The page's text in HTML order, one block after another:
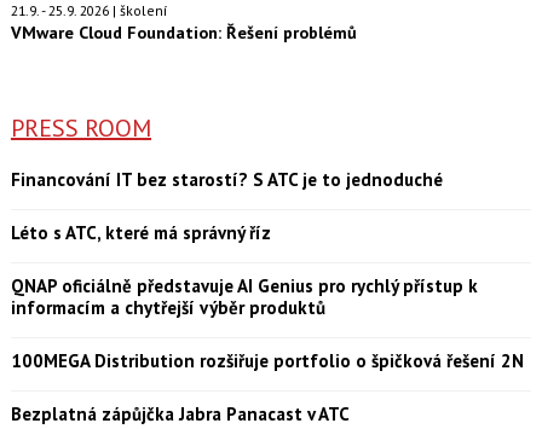
21.9. - 25.9. 2026 | školení
VMware Cloud Foundation: Řešení problémů
PRESS ROOM
Financování IT bez starostí? S ATC je to jednoduché
Léto s ATC, které má správný říz
QNAP oficiálně představuje AI Genius pro rychlý přístup k
informacím a chytřejší výběr produktů
100MEGA Distribution rozšiřuje portfolio o špičková řešení 2N
Bezplatná zápůjčka Jabra Panacast v ATC